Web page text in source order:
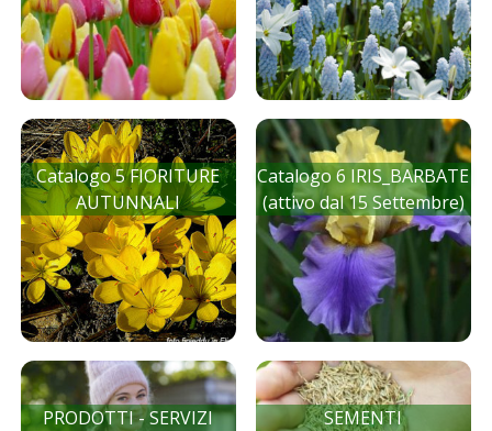
Catalogo 5 FIORITURE
AUTUNNALI
Catalogo 6 IRIS_BARBATE
(attivo dal 15 Settembre)
PRODOTTI - SERVIZI SEMENTI